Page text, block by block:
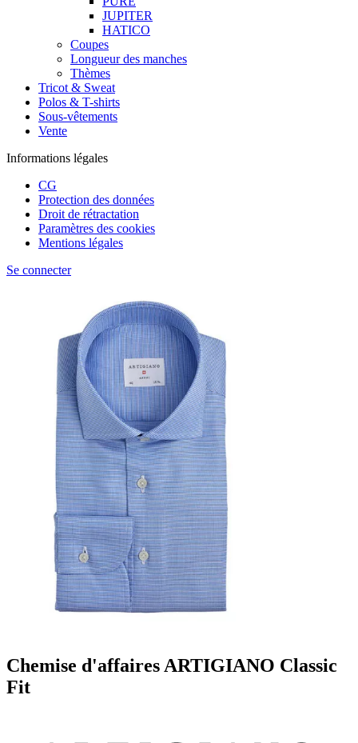
JUPITER
HATICO
Coupes
Longueur des manches
Thèmes
Tricot & Sweat
Polos & T-shirts
Sous-vêtements
Vente
Informations légales
CG
Protection des données
Droit de rétractation
Paramètres des cookies
Mentions légales
Se connecter
Chemise d'affaires ARTIGIANO Classic
Fit